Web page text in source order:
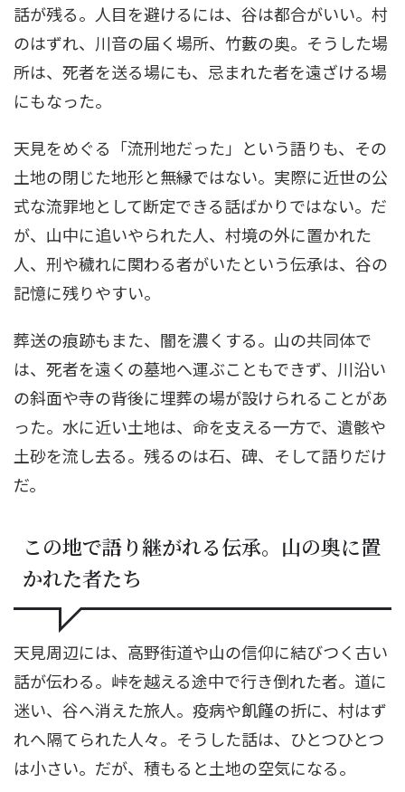
話が残る。人目を避けるには、谷は都合がいい。村
のはずれ、川音の届く場所、竹藪の奥。そうした場
所は、死者を送る場にも、忌まれた者を遠ざける場
にもなった。
天見をめぐる「流刑地だった」という語りも、その
土地の閉じた地形と無縁ではない。実際に近世の公
式な流罪地として断定できる話ばかりではない。だ
が、山中に追いやられた人、村境の外に置かれた
人、刑や穢れに関わる者がいたという伝承は、谷の
記憶に残りやすい。
葬送の痕跡もまた、闇を濃くする。山の共同体で
は、死者を遠くの墓地へ運ぶこともできず、川沿い
の斜面や寺の背後に埋葬の場が設けられることがあ
った。水に近い土地は、命を支える一方で、遺骸や
土砂を流し去る。残るのは石、碑、そして語りだけ
だ。
この地で語り継がれる伝承。山の奥に置
かれた者たち
天見周辺には、高野街道や山の信仰に結びつく古い
話が伝わる。峠を越える途中で行き倒れた者。道に
迷い、谷へ消えた旅人。疫病や飢饉の折に、村はず
れへ隔てられた人々。そうした話は、ひとつひとつ
は小さい。だが、積もると土地の空気になる。